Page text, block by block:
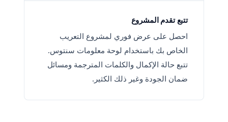
تتبع تقدم المشروع
احصل على عرض فوري لمشروع التعريب
الخاص بك باستخدام لوحة معلومات سنتوس.
تتبع حالة الإكمال والكلمات المترجمة ومسائل
ضمان الجودة وغير ذلك الكثير.